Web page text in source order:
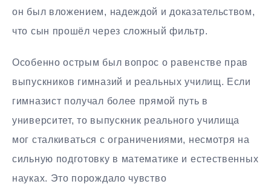
он был вложением, надеждой и доказательством,
что сын прошёл через сложный фильтр.
Особенно острым был вопрос о равенстве прав
выпускников гимназий и реальных училищ. Если
гимназист получал более прямой путь в
университет, то выпускник реального училища
мог сталкиваться с ограничениями, несмотря на
сильную подготовку в математике и естественных
науках. Это порождало чувство